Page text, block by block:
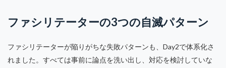
ファシリテーターの3つの自滅パターン
ファシリテーターが陥りがちな失敗パターンも、Day2で体系化さ
れました。すべては事前に論点を洗い出し、対応を検討していな